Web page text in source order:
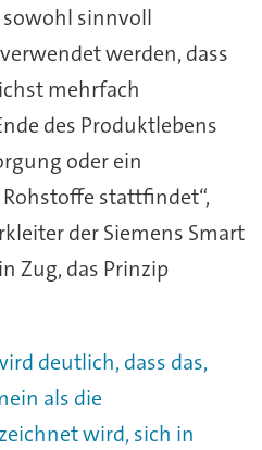
sowohl sinnvoll
werden, dass
mehrfach
des Produktlebens
oder ein
stattfindet“,
der Siemens Smart
Zug, das Prinzip
deutlich, dass das,
als die
wird, sich in